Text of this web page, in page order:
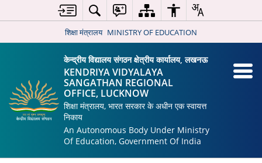
शिक्षा मंत्रालय MINISTRY OF EDUCATION
केन्द्रीय विद्यालय संगठन क्षेत्रीय कार्यालय, लखनऊ
KENDRIYA VIDYALAYA
SANGATHAN REGIONAL
OFFICE, LUCKNOW
शिक्षा मंत्रालय, भारत सरकार के अधीन एक स्वायत्त
निकाय
An Autonomous Body Under Ministry
Of Education, Government Of India